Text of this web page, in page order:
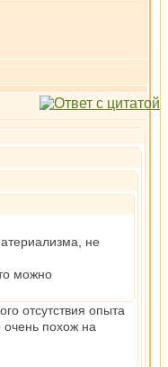
не
можно
отсутствия опыта
похож на